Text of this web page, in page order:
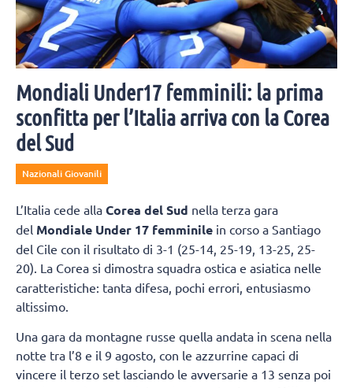
Mondiali Under17 femminili: la prima
sconfitta per l’Italia arriva con la Corea
del Sud
Nazionali Giovanili
L’Italia cede alla Corea del Sud nella terza gara
del Mondiale Under 17 femminile in corso a Santiago
del Cile con il risultato di 3-1 (25-14, 25-19, 13-25, 25-
20). La Corea si dimostra squadra ostica e asiatica nelle
caratteristiche: tanta difesa, pochi errori, entusiasmo
altissimo.
Una gara da montagne russe quella andata in scena nella
notte tra l’8 e il 9 agosto, con le azzurrine capaci di
vincere il terzo set lasciando le avversarie a 13 senza poi